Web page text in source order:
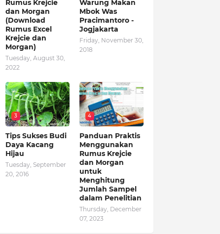
Rumus Krejcie
dan Morgan
(Download
Rumus Excel
Krejcie dan
Morgan)
Tuesday, August 30,
2022
Warung Makan
Mbok Was
Pracimantoro -
Jogjakarta
Friday, November 30,
2018
3
Tips Sukses Budi
Daya Kacang
Hijau
Tuesday, September
20, 2016
4
Panduan Praktis
Menggunakan
Rumus Krejcie
dan Morgan
untuk
Menghitung
Jumlah Sampel
dalam Penelitian
Thursday, December
07, 2023